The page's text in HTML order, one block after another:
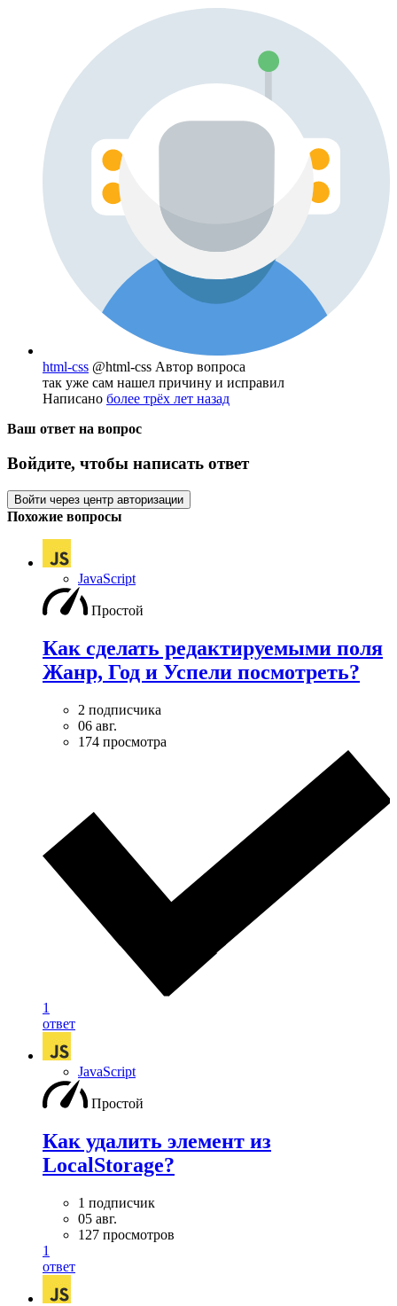
html-css @html-css Автор вопроса
так уже сам нашел причину и исправил
Написано более трёх лет назад
Ваш ответ на вопрос
Войдите, чтобы написать ответ
Войти через центр авторизации
Похожие вопросы
JavaScript
Простой
Как сделать редактируемыми поля
Жанр, Год и Успели посмотреть?
2 подписчика
06 авг.
174 просмотра
1
ответ
JavaScript
Простой
Как удалить элемент из
LocalStorage?
1 подписчик
05 авг.
127 просмотров
1
ответ